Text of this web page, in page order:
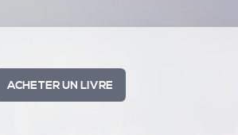
ACHETER UN LIVRE